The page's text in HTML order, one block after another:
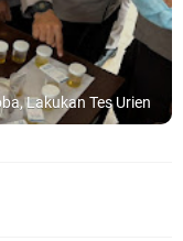
Lakukan Tes Urien